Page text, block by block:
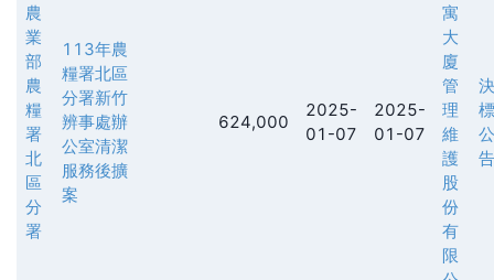
農
業
部
農
糧
署
北
區
分
署
113年農
糧署北區
分署新竹
辨事處辦
公室清潔
服務後擴
案
624,000
2025-
01-07
2025-
01-07
寓
大
廈
管
理
維
護
股
份
有
限
決
標
公
告